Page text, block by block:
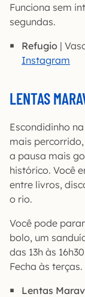
Funciona sem
segundas.
Refugio |
Instagram
LENTAS
Escondidinho
mais
a pausa mais
histórico. Você
entre livros,
o rio.
Você pode
bolo, um
das 13h às
Fecha às terças.
Lentas